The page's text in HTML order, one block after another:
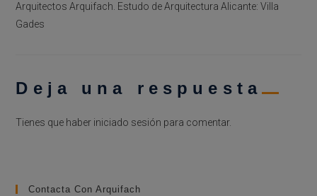
Arquitectos Arquifach. Estudo de Arquitectura Alicante: Villa
Gades
Deja una respuesta
Tienes que haber iniciado sesión para comentar.
Contacta Con Arquifach